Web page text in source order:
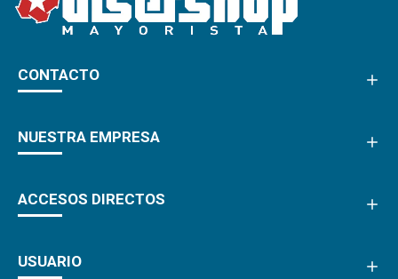
CONTACTO
NUESTRA EMPRESA
ACCESOS DIRECTOS
USUARIO